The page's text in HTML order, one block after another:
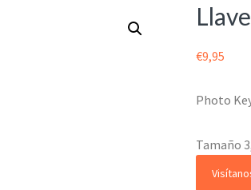
€9,95
Photo
Tamaño